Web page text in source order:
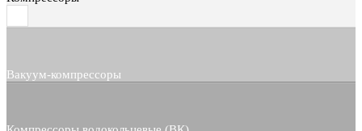
Вакуум-компрессоры